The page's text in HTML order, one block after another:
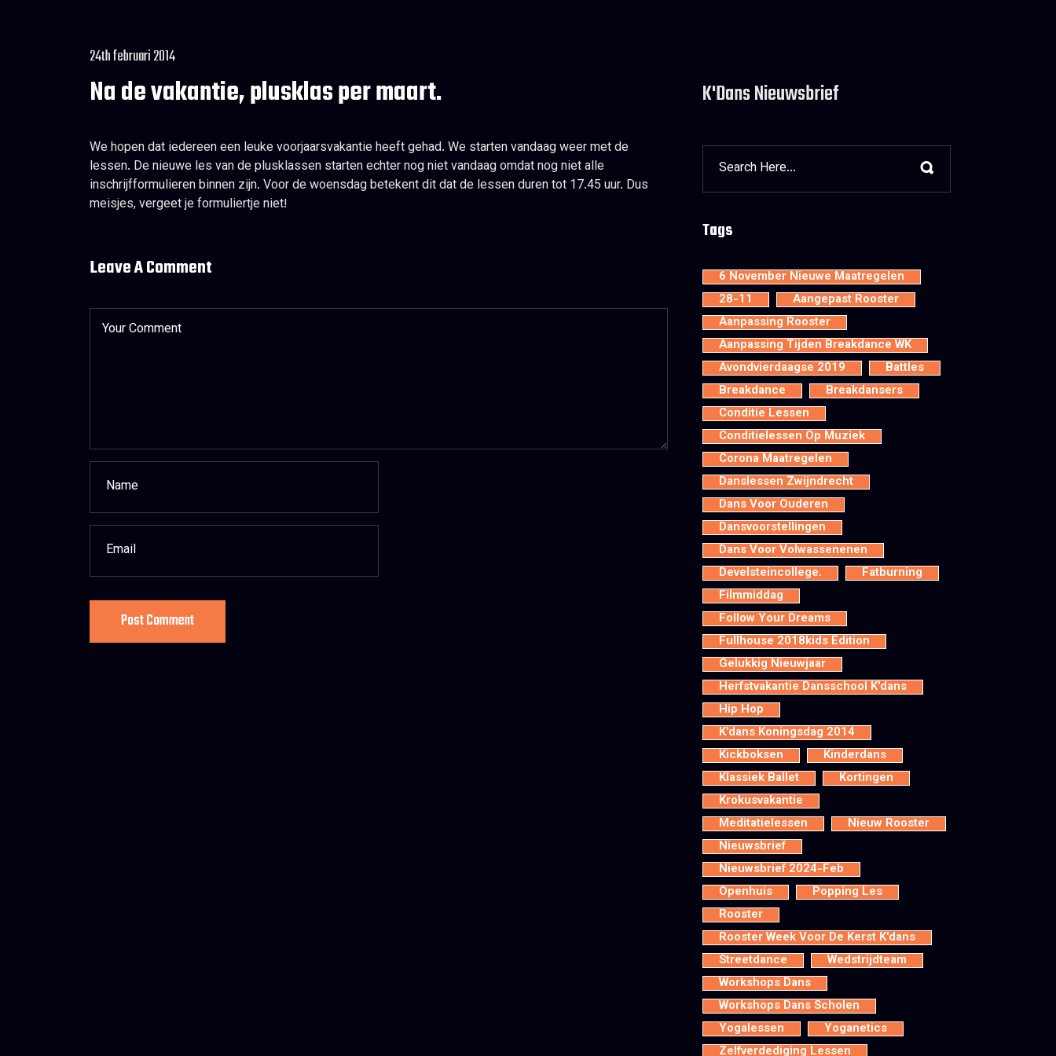
24th februari 2014
Na de vakantie, plusklas per maart.
We hopen dat iedereen een leuke voorjaarsvakantie heeft gehad. We starten vandaag weer met de
lessen. De nieuwe les van de plusklassen starten echter nog niet vandaag omdat nog niet alle
inschrijfformulieren binnen zijn. Voor de woensdag betekent dit dat de lessen duren tot 17.45 uur. Dus
meisjes, vergeet je formuliertje niet!
Leave A Comment
Post Comment
K'Dans Nieuwsbrief
Tags
6 November Nieuwe Maatregelen
28-11
Aangepast Rooster
Aanpassing Rooster
Aanpassing Tijden Breakdance WK
Avondvierdaagse 2019
Battles
Breakdance
Breakdansers
Conditie Lessen
Conditielessen Op Muziek
Corona Maatregelen
Danslessen Zwijndrecht
Dans Voor Ouderen
Dansvoorstellingen
Dans Voor Volwassenenen
Develsteincollege.
Fatburning
Filmmiddag
Follow Your Dreams
Fullhouse 2018kids Edition
Gelukkig Nieuwjaar
Herfstvakantie Dansschool K'dans
Hip Hop
K'dans Koningsdag 2014
Kickboksen
Kinderdans
Klassiek Ballet
Kortingen
Krokusvakantie
Meditatielessen
Nieuw Rooster
Nieuwsbrief
Nieuwsbrief 2024-Feb
Openhuis
Popping Les
Rooster
Rooster Week Voor De Kerst K'dans
Streetdance
Wedstrijdteam
Workshops Dans
Workshops Dans Scholen
Yogalessen
Yoganetics
Zelfverdediging Lessen